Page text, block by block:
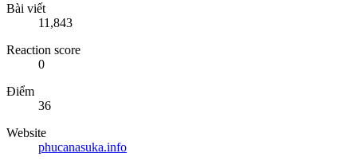
Bài viết
11,843
Reaction score
0
Điểm
36
Website
phucanasuka.info